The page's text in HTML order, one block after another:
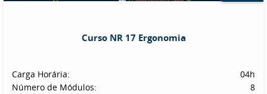
Curso NR 17 Ergonomia
Carga Horária:
04h
Número de Módulos:
8